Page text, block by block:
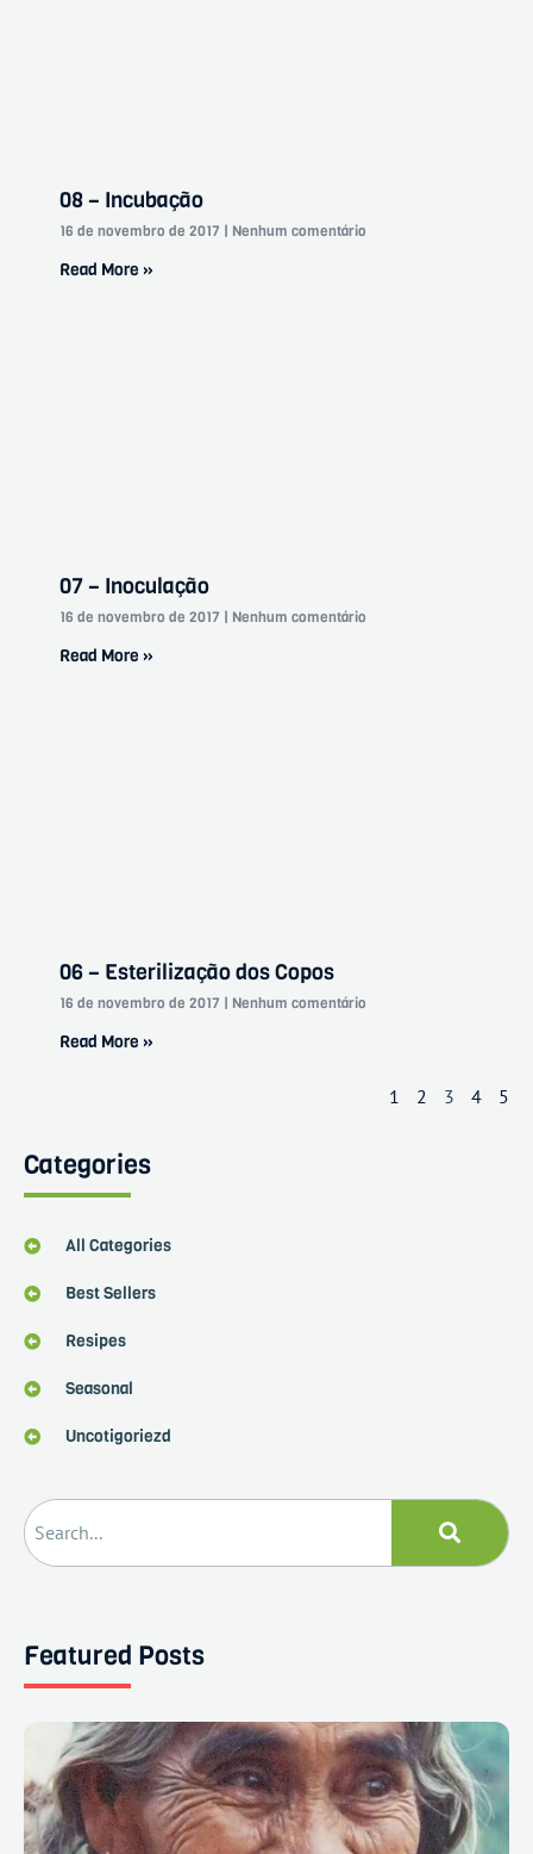
Categories
All Categories
Best Sellers
Resipes
Seasonal
Uncotigoriezd
Featured Posts
08 – Incubação
16 de novembro de 2017 Nenhum comentário
Read More »
07 – Inoculação
16 de novembro de 2017 Nenhum comentário
Read More »
06 – Esterilização dos Copos
16 de novembro de 2017 Nenhum comentário
Read More »
1 2 3 4 5